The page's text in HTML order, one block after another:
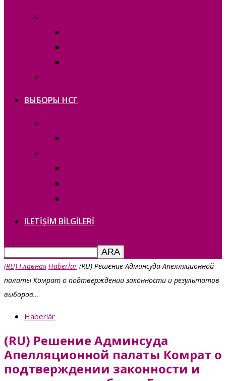
ВЫБОРЫ НСГ
ILETIȘIM BILGILERI
(RU) Главная Haberlär (RU) Решение Админсуда Апелляционной
палаты Комрат о подтверждении законности и результатов
выборов...
Haberlär
(RU) Решение Админсуда
Апелляционной палаты Комрат о
подтверждении законности и